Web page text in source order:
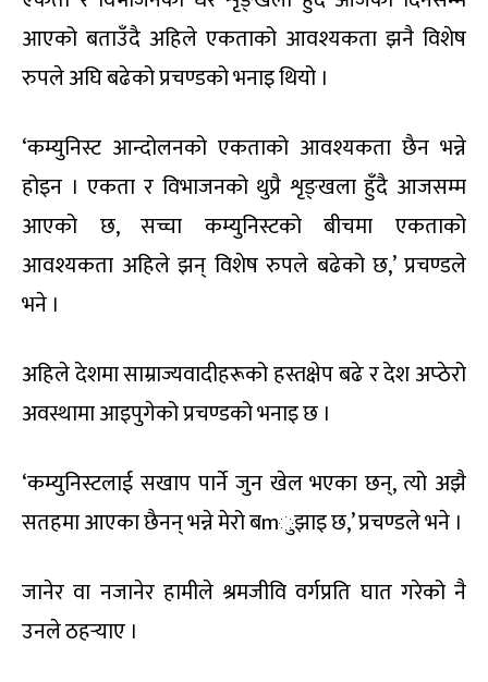
आएको बताउँदै अहिले एकताको आवश्यकता झनै विशेष
रुपले अघि बढेको प्रचण्डको भनाइ थियो ।
‘कम्युनिस्ट आन्दोलनको एकताको आवश्यकता छैन भन्ने
होइन । एकता र विभाजनको थुप्रै शृङ्खला हुँदै आजसम्म
आएको छ, सच्चा कम्युनिस्टको बीचमा एकताको
आवश्यकता अहिले झन् विशेष रुपले बढेको छ,’ प्रचण्डले
भने ।
अहिले देशमा साम्राज्यवादीहरूको हस्तक्षेप बढे र देश अप्ठेरो
अवस्थामा आइपुगेको प्रचण्डको भनाइ छ ।
‘कम्युनिस्टलाई सखाप पार्ने जुन खेल भएका छन्, त्यो अझै
सतहमा आएका छैनन् भन्ने मेरो बmुझाइ छ,’ प्रचण्डले भने ।
जानेर वा नजानेर हामीले श्रमजीवि वर्गप्रति घात गरेको नै
उनले ठहर्‍याए ।